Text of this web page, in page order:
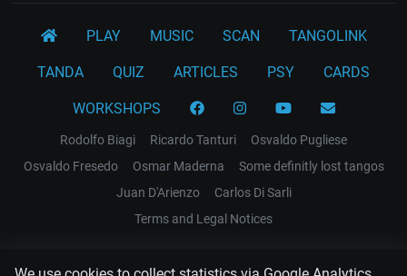
PLAY MUSIC SCAN TANGOLINK
TANDA QUIZ ARTICLES PSY CARDS
WORKSHOPS
Rodolfo Biagi Ricardo Tanturi
Osvaldo Pugliese
Osvaldo Fresedo
Osmar Maderna
Some definitly lost tangos
Juan D'Arienzo
Carlos Di Sarli
Terms and Legal Notices
EL RECODO TANGO